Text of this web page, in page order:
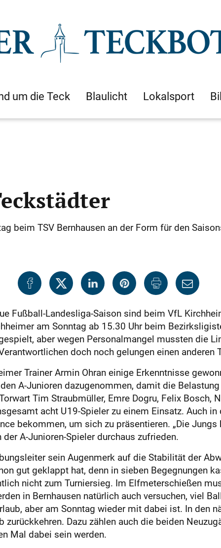
um die Teck Blaulicht Lokalsport
beim TSV Bernhausen an der Form für den
Fußball-Landesliga-Saison sind beim VfL
am Sonntag ab 15.30 Uhr beim
aber wegen Personalmangel mussten die
doch noch gelungen einen anderen
Trainer Armin Ohran einige Erkenntnisse
A-Junioren dazugenommen, damit die
Tim Straubmüller, Emre Dogru, Felix Bosch,
acht U 19-Spieler zu einem Einsatz. Auch
bekommen, um sich zu präsentieren. „Die
A-Junioren-Spieler durchaus zufrieden.
sein Augenmerk auf die Stabilität der
gut geklappt hat, denn in sieben Begegnungen
nicht zum Turniersieg. Im Elfmeterschießen
in Bernhausen natürlich auch versuchen, viel
aber am Sonntag wieder mit dabei ist. In den
zurückkehren. Dazu zählen auch die beiden
Mal dabei sein werden.